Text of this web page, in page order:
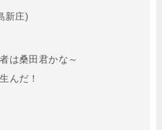
新庄)
は桑田君かな～
んだ！